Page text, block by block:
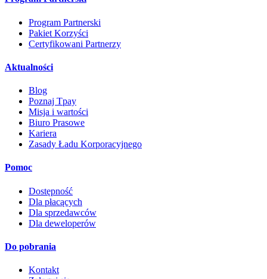
Program Partnerski
Pakiet Korzyści
Certyfikowani Partnerzy
Aktualności
Blog
Poznaj Tpay
Misja i wartości
Biuro Prasowe
Kariera
Zasady Ładu Korporacyjnego
Pomoc
Dostępność
Dla płacących
Dla sprzedawców
Dla deweloperów
Do pobrania
Kontakt